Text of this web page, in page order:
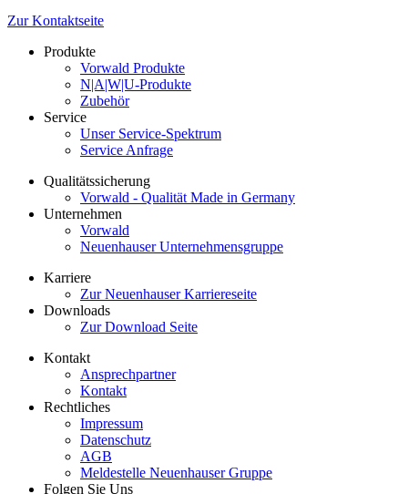
Zur Kontaktseite
Produkte
Vorwald Produkte
N|A|W|U-Produkte
Zubehör
Service
Unser Service-Spektrum
Service Anfrage
Qualitätssicherung
Vorwald - Qualität Made in Germany
Unternehmen
Vorwald
Neuenhauser Unternehmensgruppe
Karriere
Zur Neuenhauser Karriereseite
Downloads
Zur Download Seite
Kontakt
Ansprechpartner
Kontakt
Rechtliches
Impressum
Datenschutz
AGB
Meldestelle Neuenhauser Gruppe
Folgen Sie Uns